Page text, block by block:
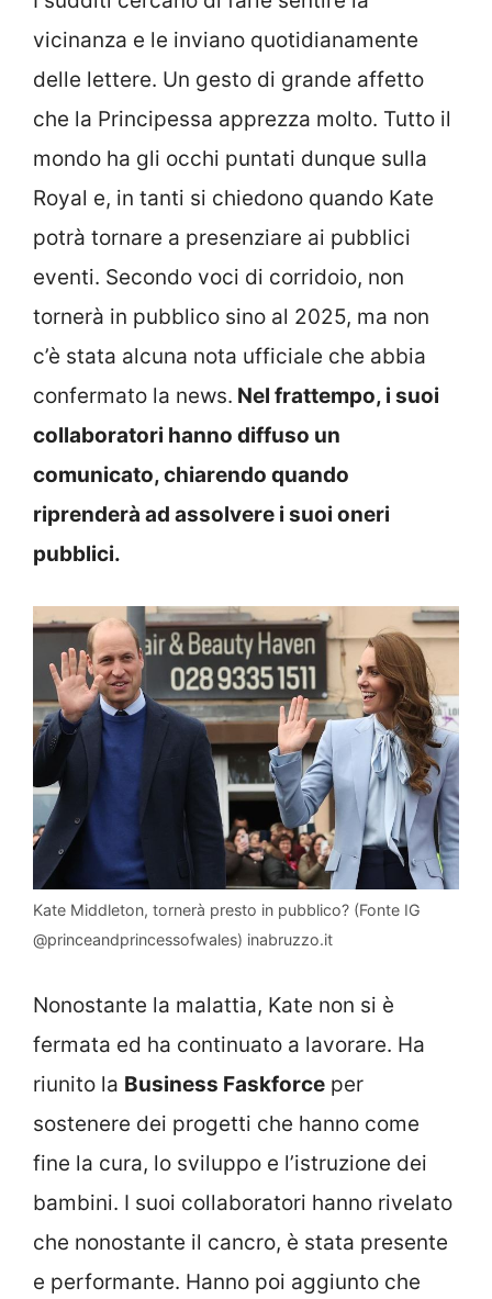
vicinanza e le inviano quotidianamente
delle lettere. Un gesto di grande affetto
che la Principessa apprezza molto. Tutto il
mondo ha gli occhi puntati dunque sulla
Royal e, in tanti si chiedono quando Kate
potrà tornare a presenziare ai pubblici
eventi. Secondo voci di corridoio, non
tornerà in pubblico sino al 2025, ma non
c’è stata alcuna nota ufficiale che abbia
confermato la news. Nel frattempo, i suoi
collaboratori hanno diffuso un
comunicato, chiarendo quando
riprenderà ad assolvere i suoi oneri
pubblici.
Kate Middleton, tornerà presto in pubblico? (Fonte IG
@princeandprincessofwales) inabruzzo.it
Nonostante la malattia, Kate non si è
fermata ed ha continuato a lavorare. Ha
riunito la Business Faskforce per
sostenere dei progetti che hanno come
fine la cura, lo sviluppo e l’istruzione dei
bambini. I suoi collaboratori hanno rivelato
che nonostante il cancro, è stata presente
e performante. Hanno poi aggiunto che